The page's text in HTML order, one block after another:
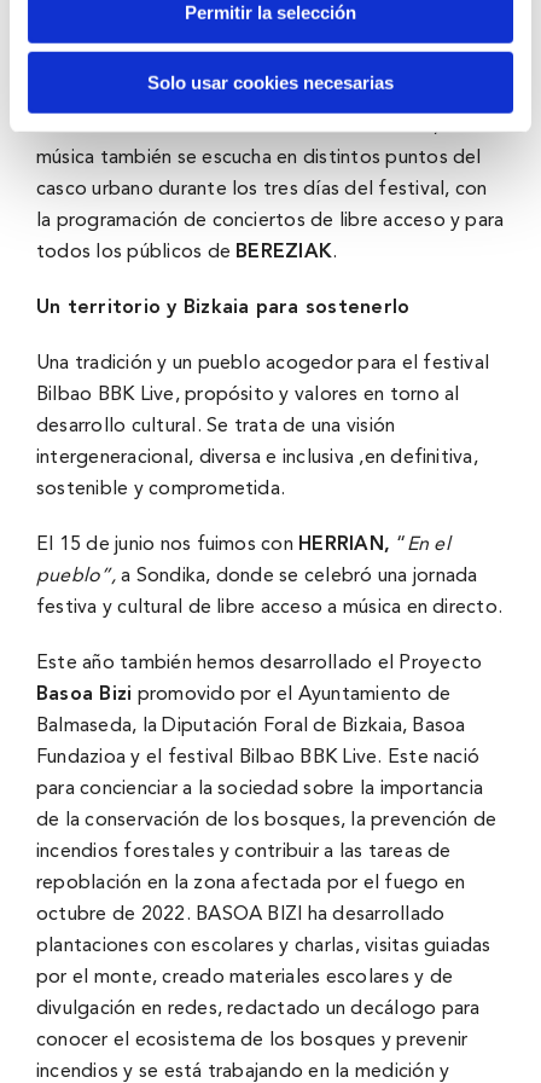
Permitir la selección
Solo usar cookies necesarias
enriquecimiento cultural aportando valor a la
ciudadanía y con acceso libre promoviendo la
participación de toda la población.
música también se escucha en distintos puntos del
casco urbano durante los tres días del festival, con
la programación de conciertos de libre acceso y para
todos los públicos de BEREZIAK.
Un territorio y Bizkaia para sostenerlo
Una tradición y un pueblo acogedor para el festival
Bilbao BBK Live, propósito y valores en torno al
desarrollo cultural. Se trata de una visión
intergeneracional, diversa e inclusiva ,en definitiva,
sostenible y comprometida.
El 15 de junio nos fuimos con HERRIAN, “En el
pueblo”,a Sondika, donde se celebró una jornada
festiva y cultural de libre acceso a música en directo.
Este año también hemos desarrollado el Proyecto
Basoa Bizi promovido por el Ayuntamiento de
Balmaseda, la Diputación Foral de Bizkaia, Basoa
Fundazioa y el festival Bilbao BBK Live. Este nació
para concienciar a la sociedad sobre la importancia
de la conservación de los bosques, la prevención de
incendios forestales y contribuir a las tareas de
repoblación en la zona afectada por el fuego en
octubre de 2022. BASOA BIZI ha desarrollado
plantaciones con escolares y charlas, visitas guiadas
por el monte, creado materiales escolares y de
divulgación en redes, redactado un decálogo para
conocer el ecosistema de los bosques y prevenir
incendios y se está trabajando en la medición y